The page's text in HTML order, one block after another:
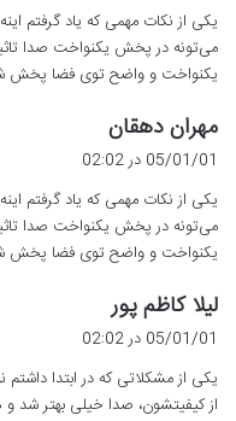
:
یکی از نکات مهمی که یاد گرفتم
می‌تونه در پخش یکنواخت صدا
یکنواخت و واضح توی فضا پخش
مهران دهقان
ف
:
05/01/01 در 02:02
یکی از نکات مهمی که یاد گرفتم
می‌تونه در پخش یکنواخت صدا
یکنواخت و واضح توی فضا پخش
لیلا کاظم پور
ف
:
05/01/01 در 02:02
یکی از مشکلاتی که در ابتدا داشتم
از کیفیتشون، صدا خیلی بهتر شد